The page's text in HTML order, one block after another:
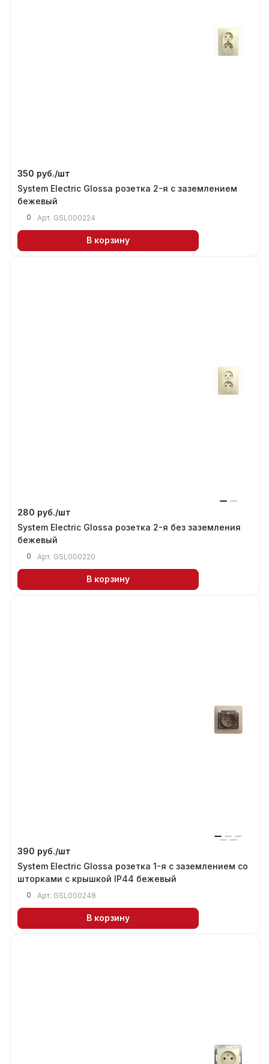
350 руб./шт
System Electric Glossa розетка 2-я с заземлением
бежевый
0 Арт. GSL000224
В корзину
280 руб./шт
System Electric Glossa розетка 2-я без заземления
бежевый
0 Арт. GSL000220
В корзину
390 руб./шт
System Electric Glossa розетка 1-я с заземлением со
шторками с крышкой IP44 бежевый
0 Арт. GSL000248
В корзину